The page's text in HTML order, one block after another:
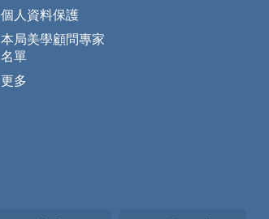
個人資料保護
本局美學顧問專家
名單
更多